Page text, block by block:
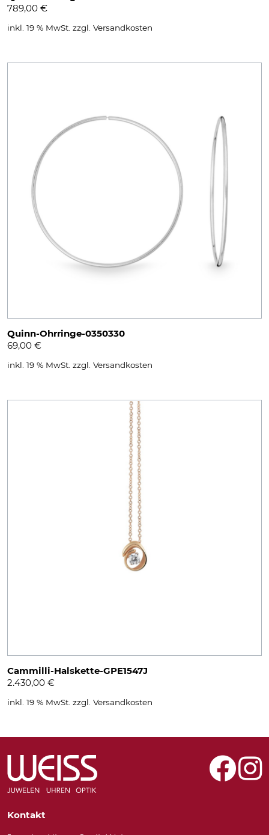
789,00 €
inkl. 19 % MwSt. zzgl. Versandkosten
Quinn-Ohrringe-0350330
69,00 €
inkl. 19 % MwSt. zzgl. Versandkosten
Cammilli-Halskette-GPE1547J
2.430,00 €
inkl. 19 % MwSt. zzgl. Versandkosten
Kontakt